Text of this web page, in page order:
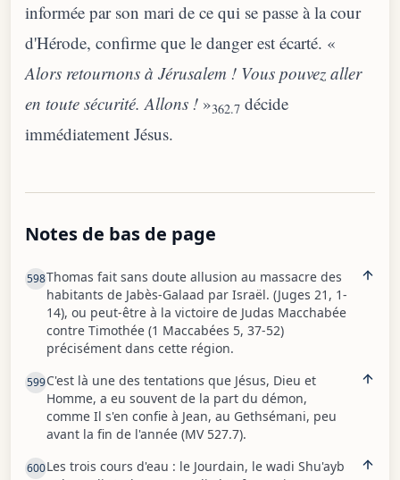
informée par son mari de ce qui se passe à la cour
d'Hérode, confirme que le danger est écarté. «
Alors retournons à Jérusalem ! Vous pouvez aller
en toute sécurité. Allons ! »362.7 décide
immédiatement Jésus.
Notes de bas de page
598Thomas fait sans doute allusion au massacre des
habitants de Jabès-Galaad par Israël. (Juges 21, 1-
14), ou peut-être à la victoire de Judas Macchabée
contre Timothée (1 Maccabées 5, 37-52)
précisément dans cette région.
599C'est là une des tentations que Jésus, Dieu et
Homme, a eu souvent de la part du démon,
comme Il s'en confie à Jean, au Gethsémani, peu
avant la fin de l'année (MV 527.7).
600Les trois cours d'eau : le Jourdain, le wadi Shu'ayb